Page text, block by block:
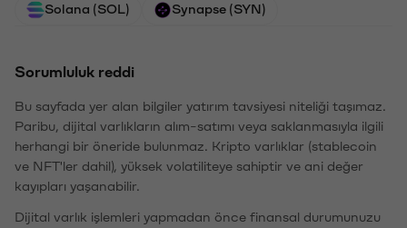
Solana (SOL) Synapse (SYN)
Sorumluluk reddi
Bu sayfada yer alan bilgiler yatırım tavsiyesi niteliği taşımaz.
Paribu, dijital varlıkların alım-satımı veya saklanmasıyla ilgili
herhangi bir öneride bulunmaz. Kripto varlıklar (stablecoin
ve NFT'ler dahil), yüksek volatiliteye sahiptir ve ani değer
kayıpları yaşanabilir.
Dijital varlık işlemleri yapmadan önce finansal durumunuzu